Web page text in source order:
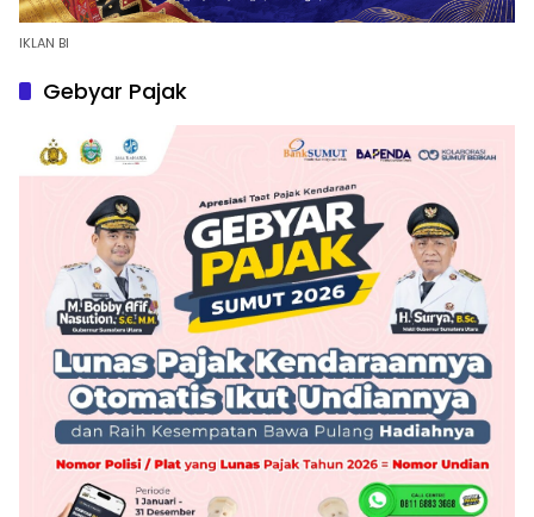
IKLAN BI
Gebyar Pajak